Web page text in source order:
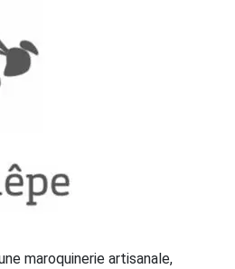
maroquinerie artisanale,